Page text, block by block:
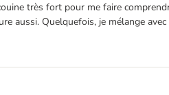
très fort pour me faire
aussi. Quelquefois, je mélange